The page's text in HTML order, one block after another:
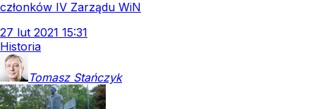
członków IV Zarządu WiN
27 lut 2021 15:31
Historia
Tomasz Stańczyk